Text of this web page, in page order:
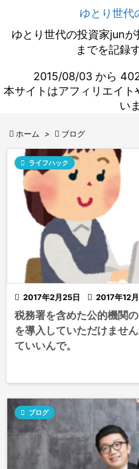
ゆとり世代
ゆとり世代の投資家junが
までを記録
2015/08/03 から
本サイトはアフィリエイト
い
 ホーム >  ブログ
 2017年2月25日  2017年12
 ライフハック
税務署を含めた公的機関
を導入していただけませ
ていいんで。
 ブログ